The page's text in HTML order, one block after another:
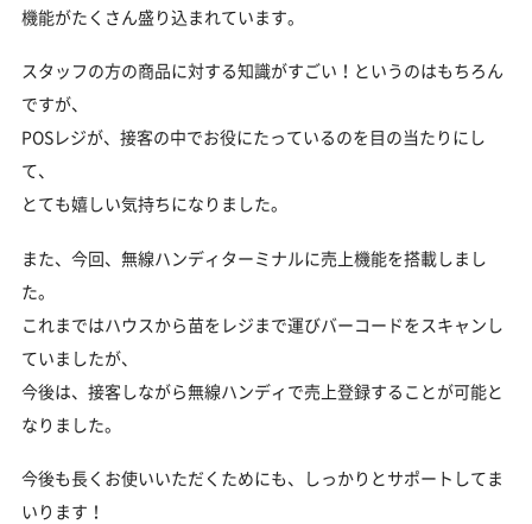
機能がたくさん盛り込まれています。
スタッフの方の商品に対する知識がすごい！というのはもちろん
ですが、
POSレジが、接客の中でお役にたっているのを目の当たりにし
て、
とても嬉しい気持ちになりました。
また、今回、無線ハンディターミナルに売上機能を搭載しまし
た。
これまではハウスから苗をレジまで運びバーコードをスキャンし
ていましたが、
今後は、接客しながら無線ハンディで売上登録することが可能と
なりました。
今後も長くお使いいただくためにも、しっかりとサポートしてま
いります！